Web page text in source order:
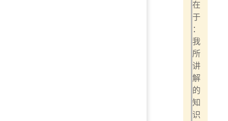
在
于
：
我
所
讲
解
的
知
识